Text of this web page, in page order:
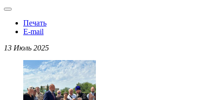
Печать
E-mail
13 Июль 2025